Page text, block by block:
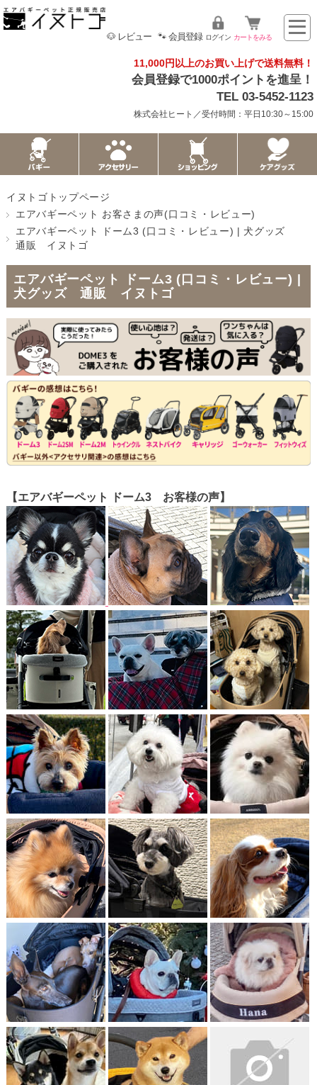
11,000円以上のお買い上げで送料無料！
会員登録で1000ポイントを進呈！
TEL 03-5452-1123
株式会社ヒート／受付時間：平日10:30～15:00
🐶 レビュー 🐾 会員登録 ログイン カートをみる
イヌトゴトップページ
エアバギーペット お客さまの声(口コミ・レビュー)
エアバギーペット ドーム3 (口コミ・レビュー) | 犬グッズ
通販 イヌトゴ
エアバギーペット ドーム3 (口コミ・レビュー) |
犬グッズ 通販 イヌトゴ
【エアバギーペット ドーム3 お客様の声】